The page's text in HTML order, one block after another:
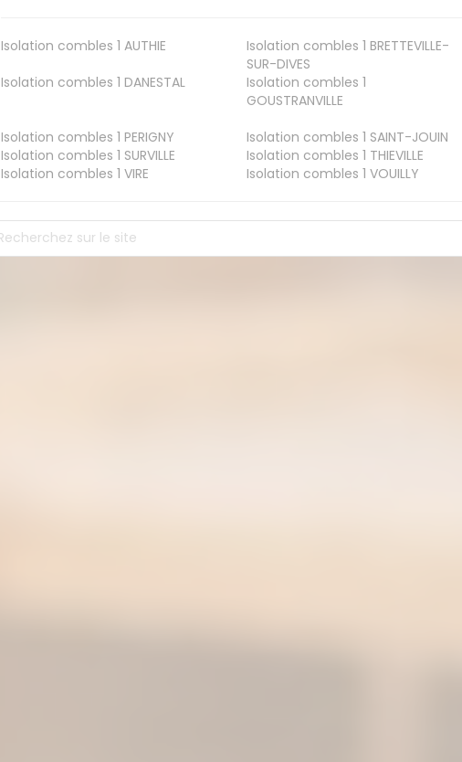
Isolation combles 1 AUTHIE Isolation combles 1 BRETTEVILLE-
SUR-DIVES
Isolation combles 1 DANESTAL
Isolation combles 1
GOUSTRANVILLE
Isolation combles 1 PERIGNY Isolation combles 1 SAINT-JOUIN
Isolation combles 1 SURVILLE Isolation combles 1 THIEVILLE
Isolation combles 1 VIRE Isolation combles 1 VOUILLY